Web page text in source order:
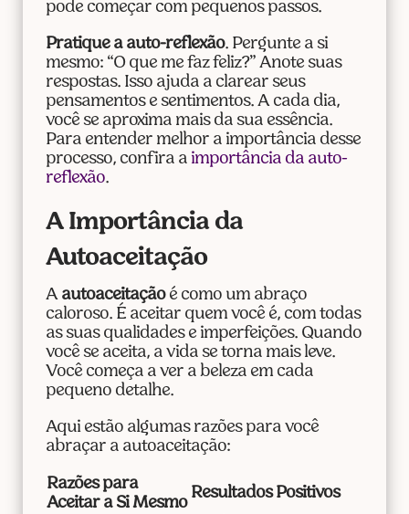
pode começar com pequenos passos.
Pratique a auto-reflexão. Pergunte a si
mesmo: “O que me faz feliz?” Anote suas
respostas. Isso ajuda a clarear seus
pensamentos e sentimentos. A cada dia,
você se aproxima mais da sua essência.
Para entender melhor a importância desse
processo, confira a importância da auto-
reflexão.
A Importância da
Autoaceitação
A autoaceitaçãoé como um abraço
caloroso. É aceitar quem você é, com todas
as suas qualidades e imperfeições. Quando
você se aceita, a vida se torna mais leve.
Você começa a ver a beleza em cada
pequeno detalhe.
Aqui estão algumas razões para você
abraçar a autoaceitação:
Razões para
Aceitar a Si Mesmo
Resultados Positivos